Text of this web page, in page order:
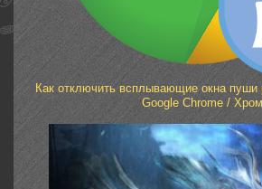
Как отключить всплывающие окна пуши
Google Chrome / Хром